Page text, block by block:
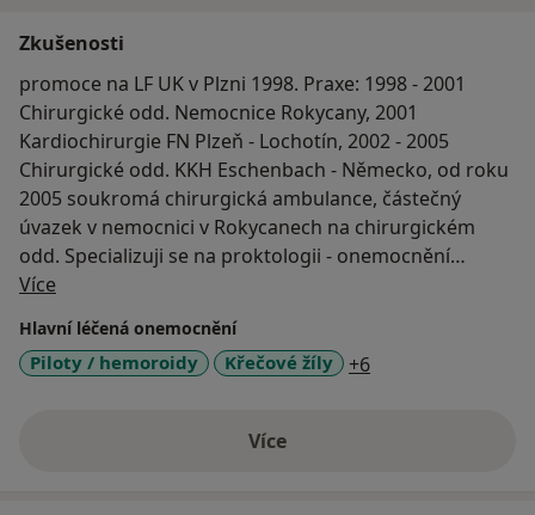
Zkušenosti
promoce na LF UK v Plzni 1998. Praxe: 1998 - 2001
Chirurgické odd. Nemocnice Rokycany, 2001
Kardiochirurgie FN Plzeň - Lochotín, 2002 - 2005
Chirurgické odd. KKH Eschenbach - Německo, od roku
2005 soukromá chirurgická ambulance, částečný
úvazek v nemocnici v Rokycanech na chirurgickém
odd. Specializuji se na proktologii - onemocnění
konečníku (hemoroidy, praskliny apod.), na chirurgii
ruky (operace karpálního tunelu, lupavých prstů
apod.), operace v režimu jednodenní chirurgie (kýly,
hemoroidy, křečové žíly apod.).
Více
Hlavní léčená onemocnění
Piloty / hemoroidy Křečové žíly +6
Víceo zkušenostech